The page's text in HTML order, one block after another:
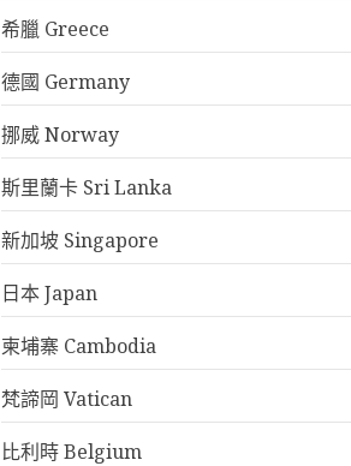
希臘 Greece
德國 Germany
挪威 Norway
斯里蘭卡 Sri Lanka
新加坡 Singapore
日本 Japan
柬埔寨 Cambodia
梵諦岡 Vatican
比利時 Belgium